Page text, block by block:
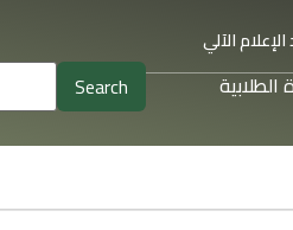
الآلي
الطلابية